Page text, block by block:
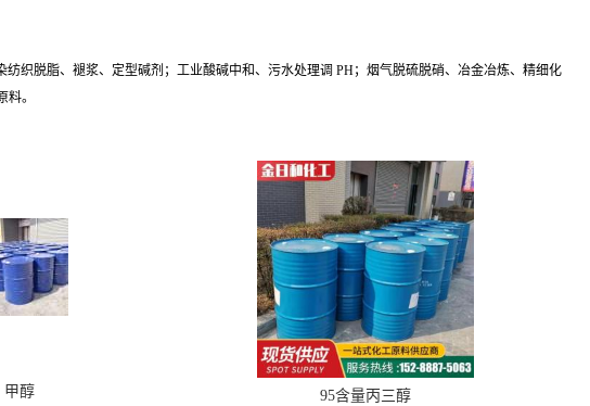
织脱脂、褪浆、定型碱剂；工业酸碱中和、污水处理调 PH；烟气脱硫脱硝、冶金冶炼、精细化
。
甲醇 95含量丙三醇